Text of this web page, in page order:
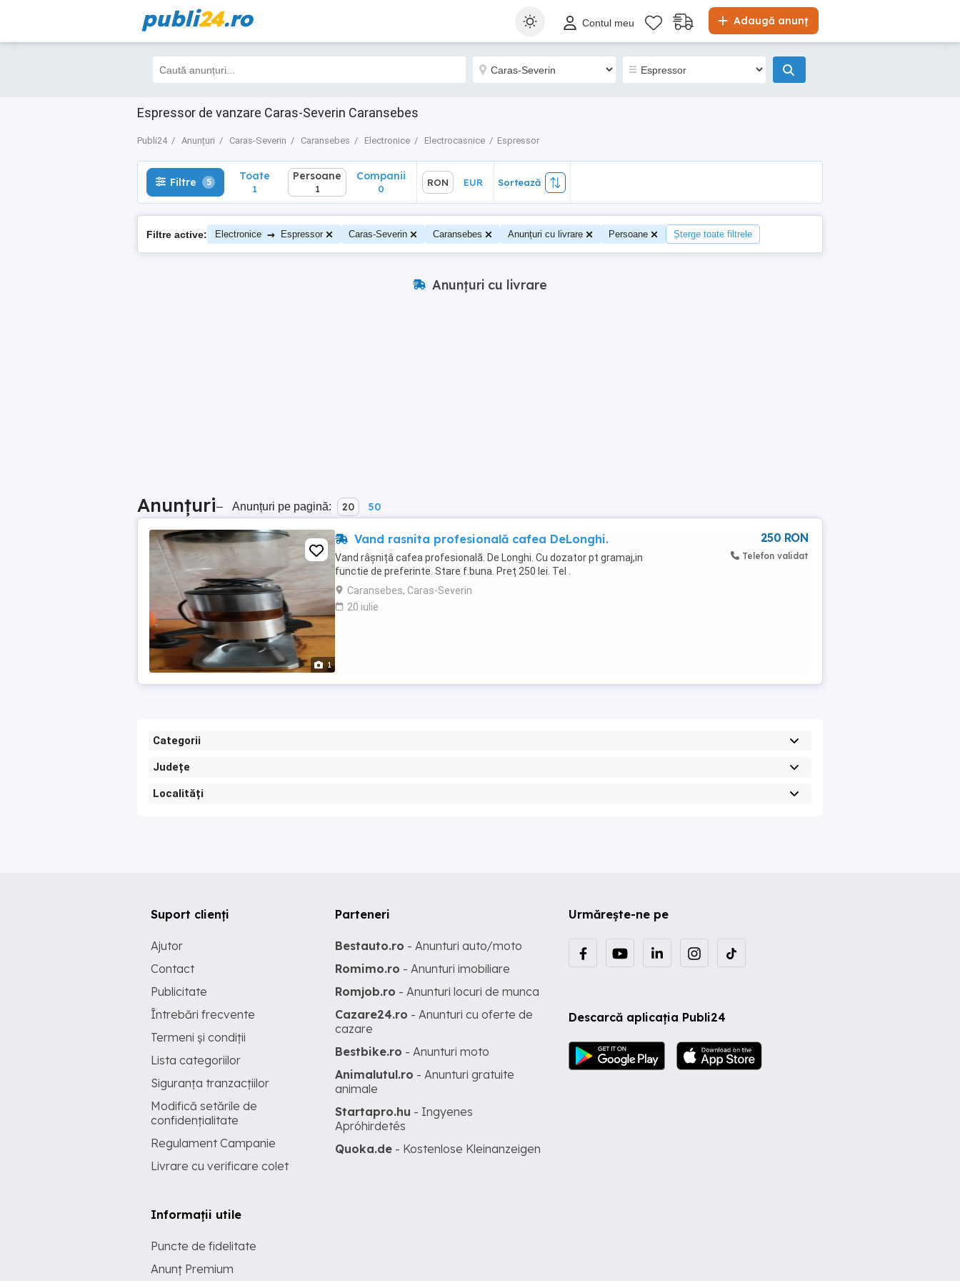
publi24.ro Adaugă anunț
Contul meu
Espressor de vanzare Caras-Severin Caransebes
Publi24 Anunțuri Caras-Severin Caransebes Electronice Electrocasnice Espressor
Filtre 5 Toate
1
Sortează
Filtre 5 Toate
1
Persoane
1
Companii
0
RON EUR Sortează
Filtre active: Electronice → Espressor Caras-Severin Caransebes Anunțuri cu livrare Persoane Șterge toate filtrele
Anunțuri cu livrare
Anunțuri– Anunțuri pe pagină: 20 50
1
Vand rasnita profesională cafea DeLonghi.
Vand râșnițâ cafea profesională. De Longhi. Cu dozator pt gramaj,in
functie de preferinte. Stare f.buna. Preț 250 lei. Tel .
Caransebes, Caras-Severin
20 iulie
250 RON
Telefon validat
Categorii
Județe
Localități
Urmărește-ne pe
Descarcă aplicația Publi24
Suport clienți
Ajutor
Contact
Publicitate
Întrebări frecvente
Termeni și condiții
Lista categoriilor
Siguranța tranzacțiilor
Modifică setările de
confidențialitate
Regulament Campanie
Livrare cu verificare colet
Informații utile
Puncte de fidelitate
Anunț Premium
Parteneri
Bestauto.ro - Anunturi auto/moto
Romimo.ro - Anunturi imobiliare
Romjob.ro - Anunturi locuri de munca
Cazare24.ro - Anunturi cu oferte de
cazare
Bestbike.ro - Anunturi moto
Animalutul.ro - Anunturi gratuite
animale
Startapro.hu - Ingyenes
Apróhirdetés
Quoka.de - Kostenlose Kleinanzeigen